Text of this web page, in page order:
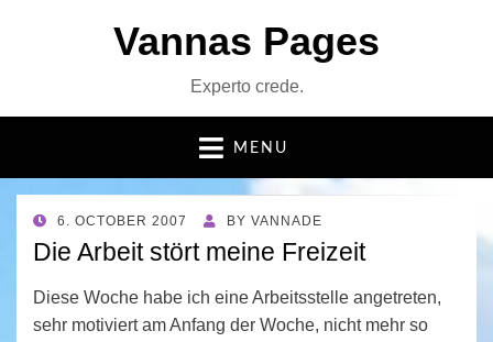
Vannas Pages
Experto crede.
MENU
POSTED
ON
6. OCTOBER 2007 BY VANNADE
Die Arbeit stört meine Freizeit
Diese Woche habe ich eine Arbeitsstelle angetreten,
sehr motiviert am Anfang der Woche, nicht mehr so